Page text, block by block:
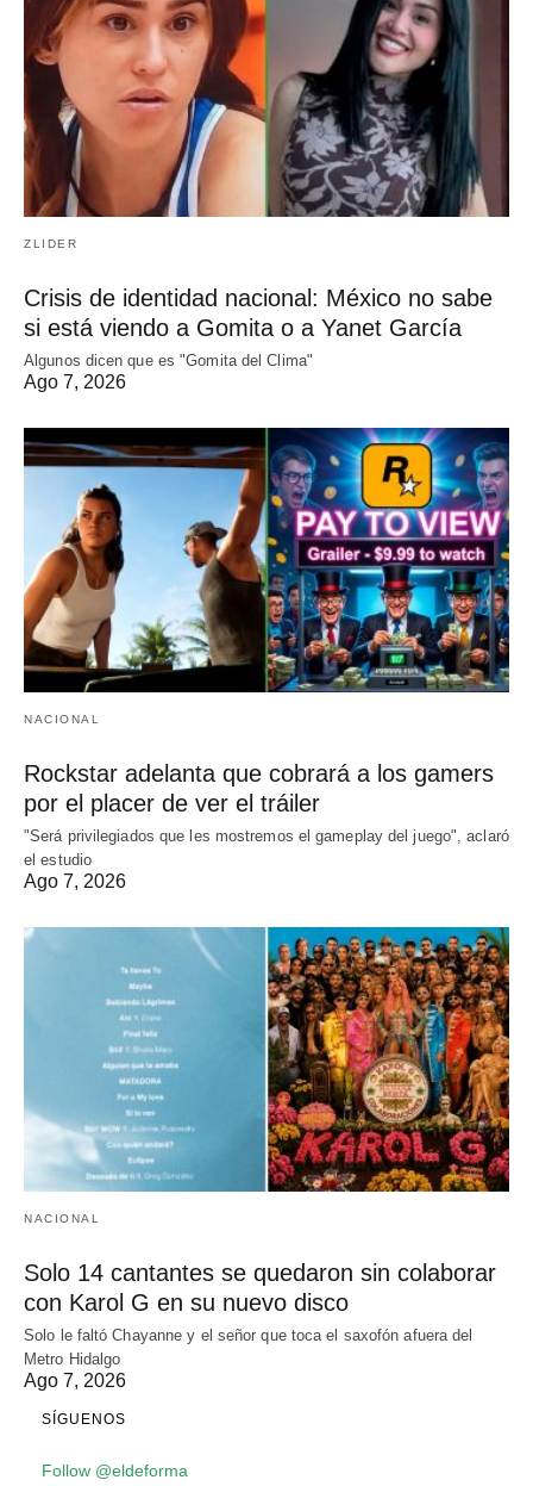
ZLIDER
Crisis de identidad nacional: México no sabe
si está viendo a Gomita o a Yanet García
Algunos dicen que es "Gomita del Clima"
Ago 7, 2026
NACIONAL
Rockstar adelanta que cobrará a los gamers
por el placer de ver el tráiler
"Será privilegiados que les mostremos el gameplay del juego", aclaró
el estudio
Ago 7, 2026
NACIONAL
Solo 14 cantantes se quedaron sin colaborar
con Karol G en su nuevo disco
Solo le faltó Chayanne y el señor que toca el saxofón afuera del
Metro Hidalgo
Ago 7, 2026
SÍGUENOS
Follow @eldeforma